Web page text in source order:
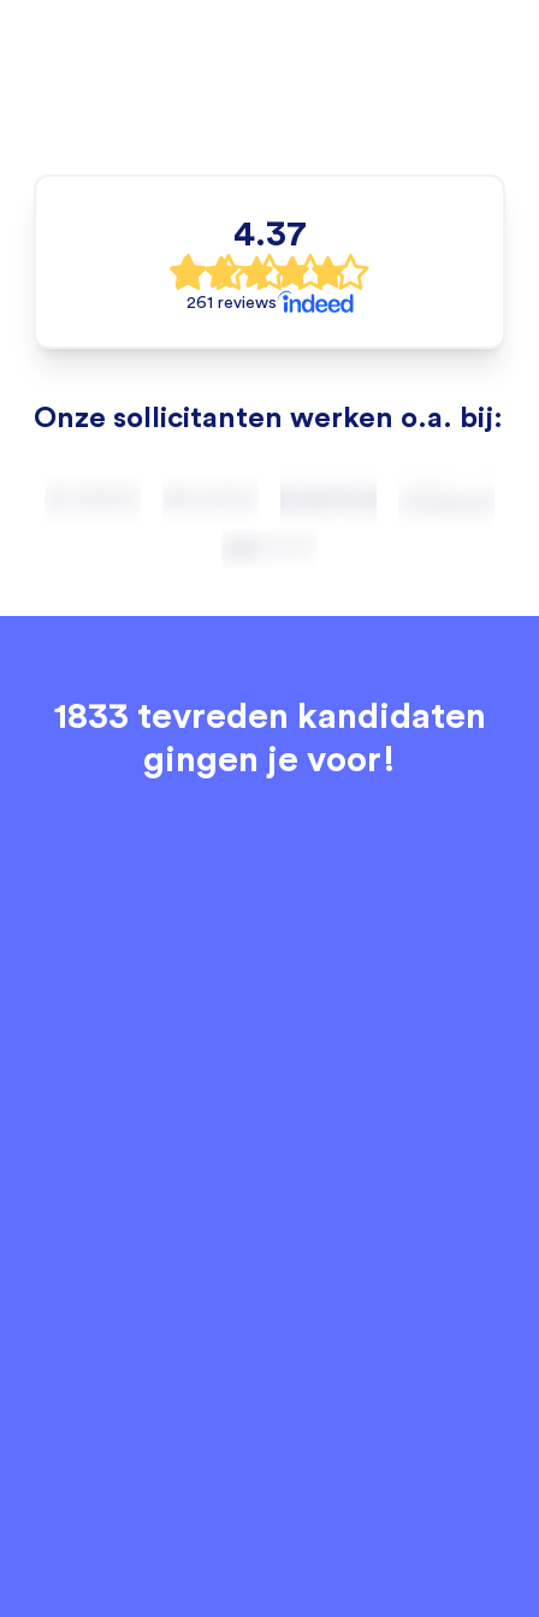
4.37
261 reviews
Onze sollicitanten werken o.a. bij:
1833 tevreden kandidaten
gingen je voor!